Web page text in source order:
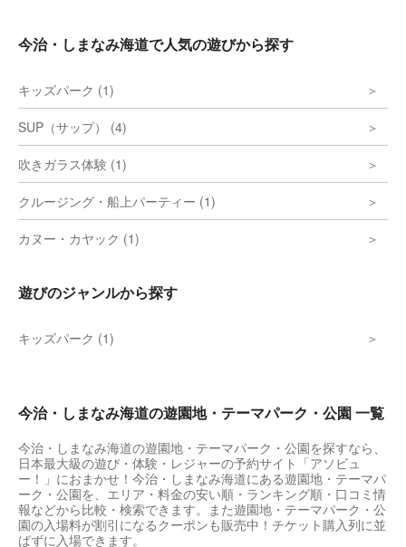
今治・しまなみ海道で人気の遊びから探す
キッズパーク (1)
SUP（サップ） (4)
吹きガラス体験 (1)
クルージング・船上パーティー (1)
カヌー・カヤック (1)
遊びのジャンルから探す
キッズパーク (1)
今治・しまなみ海道の遊園地・テーマパーク・公園 一覧
今治・しまなみ海道の遊園地・テーマパーク・公園を探すなら、
日本最大級の遊び・体験・レジャーの予約サイト「アソビュ
ー！」におまかせ！今治・しまなみ海道にある遊園地・テーマパ
ーク・公園を、エリア・料金の安い順・ランキング順・口コミ情
報などから比較・検索できます。また遊園地・テーマパーク・公
園の入場料が割引になるクーポンも販売中！チケット購入列に並
ばずに入場できます。